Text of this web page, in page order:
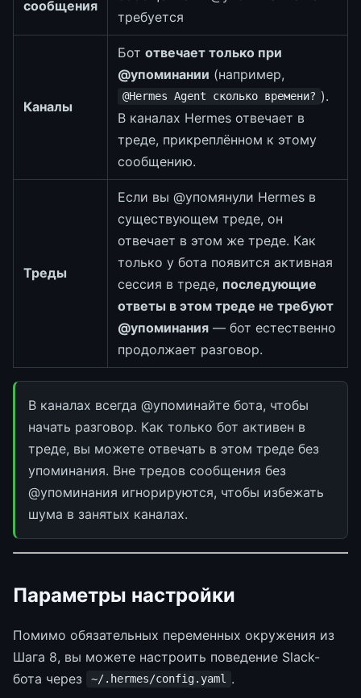
сообщения
требуется
Каналы
Бот отвечает только при
@упоминании (например,
@Hermes Agent сколько времени? ).
В каналах Hermes отвечает в
треде, прикреплённом к этому
сообщению.
Треды
Если вы @упомянули Hermes в
существующем треде, он
отвечает в этом же треде. Как
только у бота появится активная
сессия в треде, последующие
ответы в этом треде не требуют
@упоминания — бот естественно
продолжает разговор.
В каналах всегда @упоминайте бота, чтобы
начать разговор. Как только бот активен в
треде, вы можете отвечать в этом треде без
упоминания. Вне тредов сообщения без
@упоминания игнорируются, чтобы избежать
шума в занятых каналах.
Параметры настройки
Помимо обязательных переменных окружения из
Шага 8, вы можете настроить поведение Slack-
бота через
~/.hermes/config.yaml .